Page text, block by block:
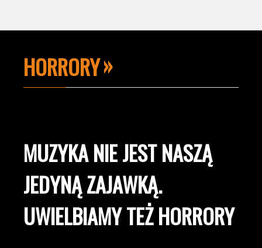
HORRORY
MUZYKA NIE JEST NASZĄ
JEDYNĄ ZAJAWKĄ.
UWIELBIAMY TEŻ HORRORY